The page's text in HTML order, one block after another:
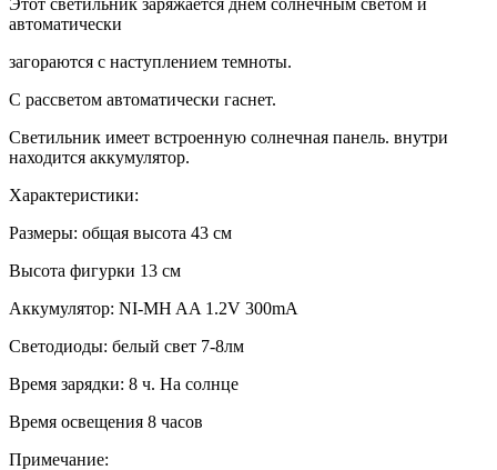
автоматически
загораются с наступлением темноты.
С рассветом автоматически гаснет.
Светильник имеет встроенную солнечная панель. внутри
находится аккумулятор.
Характеристики:
Размеры: общая высота 43 см
Высота фигурки 13 см
Аккумулятор: NI-MH AA 1.2V 300mA
Светодиоды: белый свет 7-8лм
Время зарядки: 8 ч. На солнце
Время освещения 8 часов
Примечание: